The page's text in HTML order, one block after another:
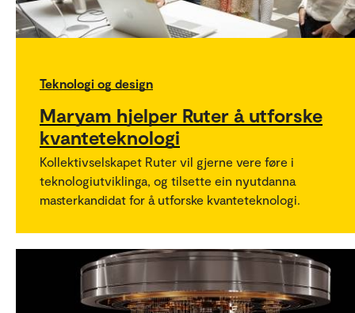
Teknologi og design
Maryam hjelper Ruter å utforske
kvanteteknologi
Kollektivselskapet Ruter vil gjerne vere føre i
teknologiutviklinga, og tilsette ein nyutdanna
masterkandidat for å utforske kvanteteknologi.